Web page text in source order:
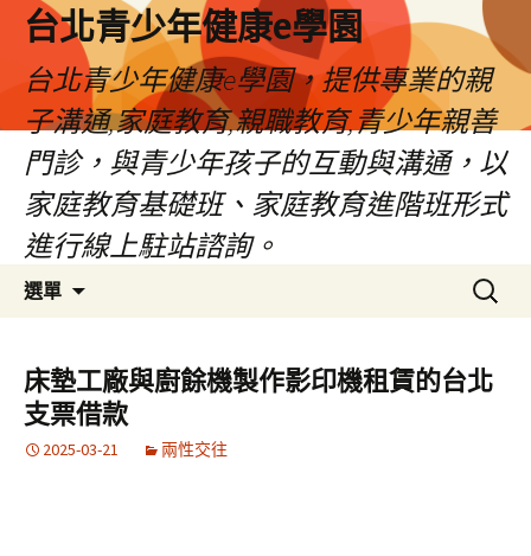
台北青少年健康e學園
台北青少年健康e學園，提供專業的親
子溝通,家庭教育,親職教育,青少年親善
門診，與青少年孩子的互動與溝通，以
家庭教育基礎班、家庭教育進階班形式
進行線上駐站諮詢。
選單
搜
尋
鍵
字:
床墊工廠與廚餘機製作影印機租賃的台北
支票借款
2025-03-21 兩性交往